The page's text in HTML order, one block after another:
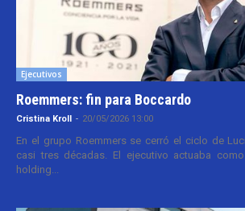
Ejecutivos
Roemmers: fin para Boccardo
Cristina Kroll - 20/05/2026 13:00
En el grupo Roemmers se cerró el ciclo de
casi tres décadas. El ejecutivo actuaba
holding...